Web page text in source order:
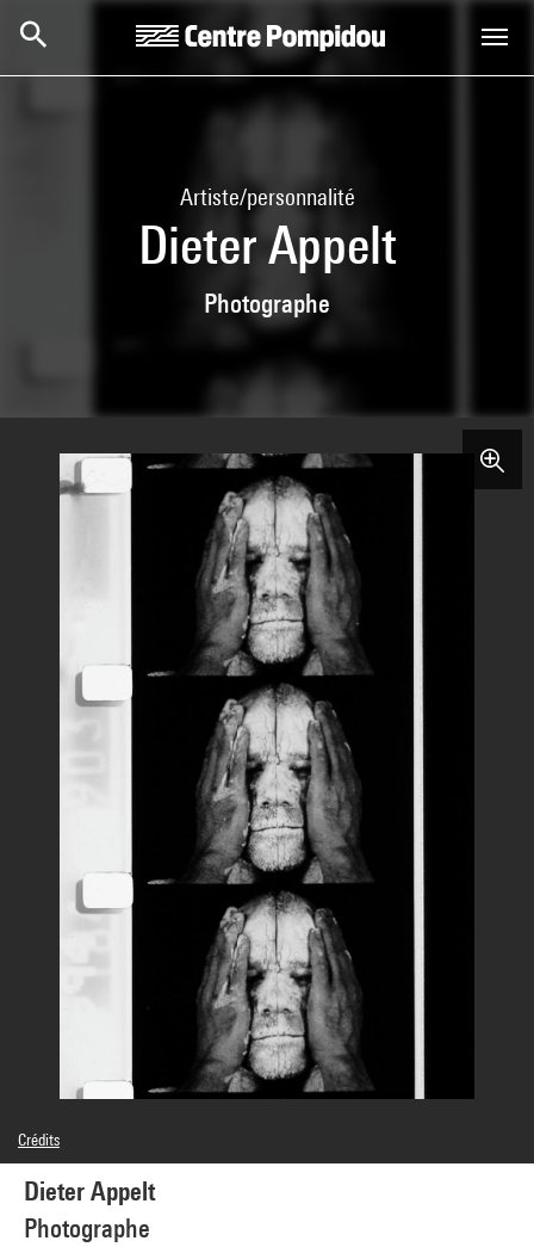
Artiste/personnalité
Dieter Appelt
Photographe
Dieter Appelt
Photographe
Crédits
© Dieter Appelt
Crédit photographique : Service de la documentation photographique du MNAM -
Centre Pompidou, MNAM-CCI
Réf. image : 4N05502